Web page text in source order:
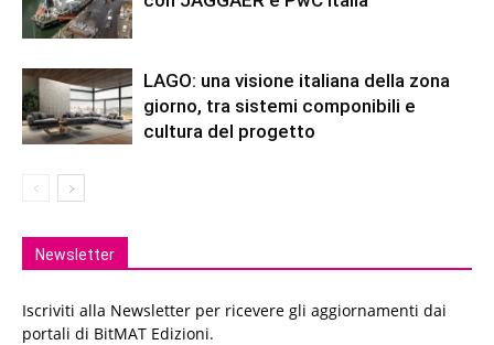
LAGO: una visione italiana della zona
giorno, tra sistemi componibili e
cultura del progetto
Newsletter
Iscriviti alla Newsletter per ricevere gli aggiornamenti dai
portali di BitMAT Edizioni.